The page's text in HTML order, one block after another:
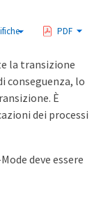
PDF
la transizione
conseguenza, lo
È
dei processi
deve essere